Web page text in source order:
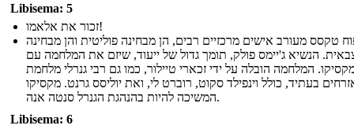
Libisema: 5
זכור את אלאמו!
טקסס מעורב אישים מרכזיים רבים, הן מבחינה פוליטית והן מבחינה
הנשיא ג'יימס פולק, תומך גדול של ייעוד, שיזם את המלחמה עם
המלחמה הובלה על ידי זכארי טיילור, כמו גם רבי גנרלי מלחמת
בעתיד, כולל וינפילד סקוט, רוברט לי, ואת יוליסס גרנט. מקסיקו
המשיכה להיות בהנהגת הגנרל סנטה אנה.
Libisema: 6